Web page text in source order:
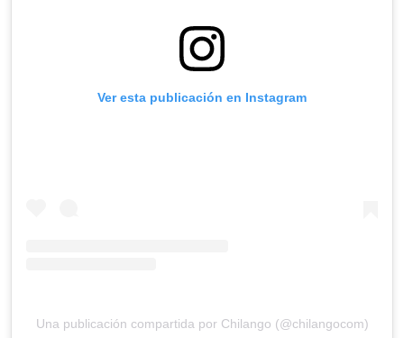
Ver esta publicación en Instagram
Una publicación compartida por Chilango (@chilangocom)